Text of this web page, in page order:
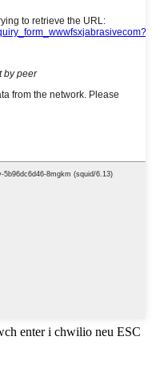
enter i chwilio neu ESC